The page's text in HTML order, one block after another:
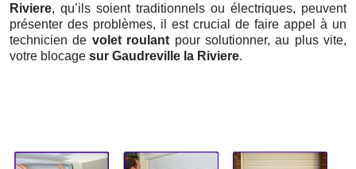
Riviere, qu’ils soient traditionnels ou électriques, peuvent
présenter des problèmes, il est crucial de faire appel à un
technicien de volet roulantpour solutionner, au plus vite,
votre blocage sur Gaudreville la Riviere.